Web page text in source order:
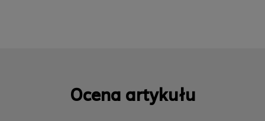
Ocena artykułu